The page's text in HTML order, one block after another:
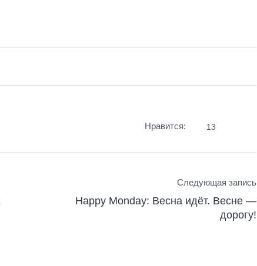
Нравится: 13
Следующая запись
Happy Monday: Весна идёт. Весне —
дорогу!